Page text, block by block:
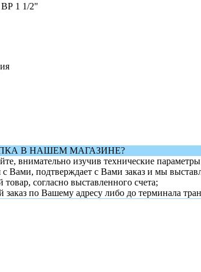
1 1/2"
В НАШЕМ МАГАЗИНЕ?
внимательно изучив технические
Вами, подтверждает с Вами заказ и мы
согласно выставленного счета;
по Вашему адресу либо до терминала